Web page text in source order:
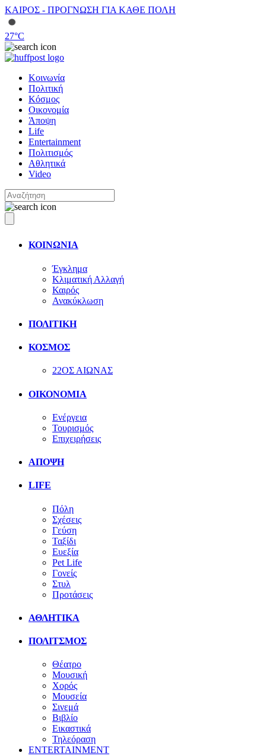
ΚΑΙΡΟΣ - ΠΡΟΓΝΩΣΗ ΓΙΑ ΚΑΘΕ ΠΟΛΗ
27°C
Κοινωνία
Πολιτική
Κόσμος
Οικονομία
Άποψη
Life
Entertainment
Πολιτισμός
Αθλητικά
Video
ΚΟΙΝΩΝΙΑ
Έγκλημα
Κλιματική Αλλαγή
Καιρός
Ανακύκλωση
ΠΟΛΙΤΙΚΗ
ΚΟΣΜΟΣ
22ΟΣ ΑΙΩΝΑΣ
ΟΙΚΟΝΟΜΙΑ
Ενέργεια
Τουρισμός
Επιχειρήσεις
ΑΠΟΨΗ
LIFE
Πόλη
Σχέσεις
Γεύση
Ταξίδι
Ευεξία
Pet Life
Γονείς
Στυλ
Προτάσεις
ΑΘΛΗΤΙΚΑ
ΠΟΛΙΤΣΜΟΣ
Θέατρο
Μουσική
Χορός
Μουσεία
Σινεμά
Βιβλίο
Εικαστικά
Τηλεόραση
ENTERTAINMENT